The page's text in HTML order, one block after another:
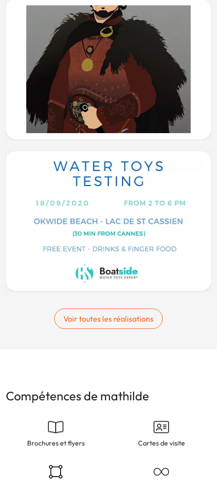
Voir toutes les réalisations
Compétences de mathilde
Brochures et flyers Cartes de visite